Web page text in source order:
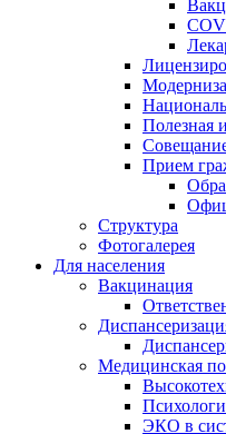
Полезная
Прием
Структура
Фотогалерея
Для населения
Вакцинация
Медицинская
ЭКО в